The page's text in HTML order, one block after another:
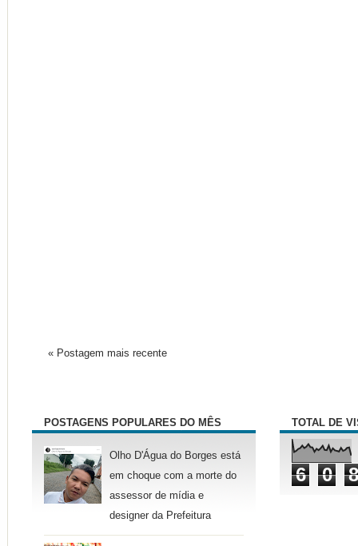
« Postagem mais recente
POSTAGENS POPULARES DO MÊS
Olho D'Água do Borges está
em choque com a morte do
assessor de mídia e
designer da Prefeitura
TOTAL DE
6 0 8